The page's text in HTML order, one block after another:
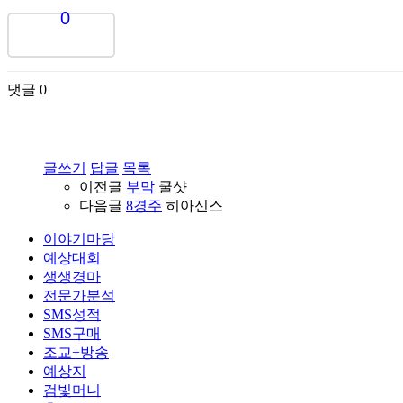
0
댓글 0
글쓰기 답글 목록
이전글 부막 쿨샷
다음글 8경주 히아신스
이야기마당
예상대회
생생경마
전문가분석
SMS성적
SMS구매
조교+방송
예상지
검빛머니